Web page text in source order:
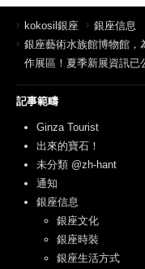
kokosil銀座
銀座信息
銀座藝術水族館博物館，
作展區！夏季新展資訊已
記事範疇
Ginza Tourist
出來的寶石！
未分類 @zh-hant
通知
銀座信息
銀座文化
銀座時裝
銀座生活方式